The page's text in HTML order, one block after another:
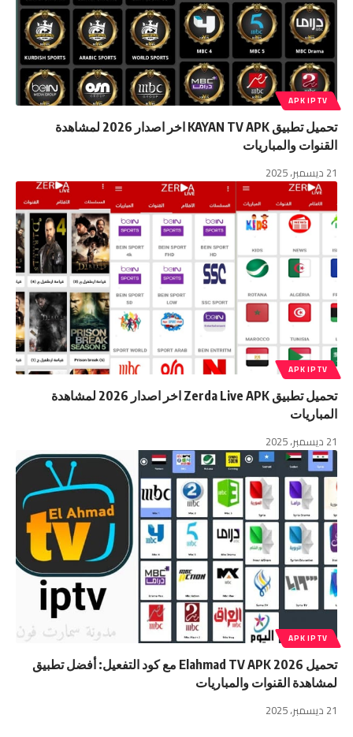
APK IPTV
تحميل تطبيق KAYAN TV APK اخر اصدار 2026 لمشاهدة
القنوات والمباريات
21 ديسمبر، 2025
APK IPTV
تحميل تطبيق Zerda Live APK اخر اصدار 2026 لمشاهدة
المباريات
21 ديسمبر، 2025
APK IPTV
تحميل Elahmad TV APK 2026 مع كود التفعيل: أفضل تطبيق
لمشاهدة القنوات والمباريات
21 ديسمبر، 2025